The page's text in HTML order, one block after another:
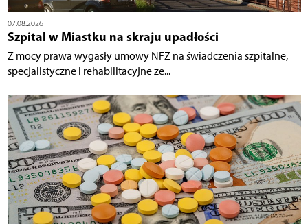
07.08.2026
Szpital w Miastku na skraju upadłości
Z mocy prawa wygasły umowy NFZ na świadczenia szpitalne,
specjalistyczne i rehabilitacyjne ze...